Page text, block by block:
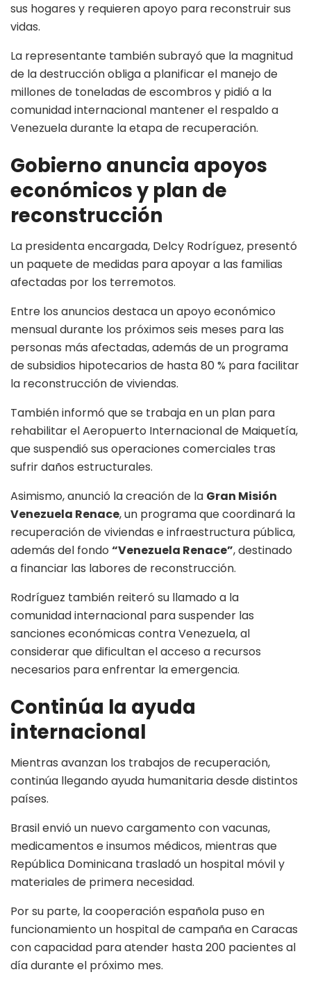
sus hogares y requieren apoyo para reconstruir sus
vidas.
La representante también subrayó que la magnitud
de la destrucción obliga a planificar el manejo de
millones de toneladas de escombros y pidió a la
comunidad internacional mantener el respaldo a
Venezuela durante la etapa de recuperación.
Gobierno anuncia apoyos
económicos y plan de
reconstrucción
La presidenta encargada, Delcy Rodríguez, presentó
un paquete de medidas para apoyar a las familias
afectadas por los terremotos.
Entre los anuncios destaca un apoyo económico
mensual durante los próximos seis meses para las
personas más afectadas, además de un programa
de subsidios hipotecarios de hasta 80 % para facilitar
la reconstrucción de viviendas.
También informó que se trabaja en un plan para
rehabilitar el Aeropuerto Internacional de Maiquetía,
que suspendió sus operaciones comerciales tras
sufrir daños estructurales.
Asimismo, anunció la creación de la Gran Misión
Venezuela Renace, un programa que coordinará la
recuperación de viviendas e infraestructura pública,
además del fondo “Venezuela Renace”, destinado
a financiar las labores de reconstrucción.
Rodríguez también reiteró su llamado a la
comunidad internacional para suspender las
sanciones económicas contra Venezuela, al
considerar que dificultan el acceso a recursos
necesarios para enfrentar la emergencia.
Continúa la ayuda
internacional
Mientras avanzan los trabajos de recuperación,
continúa llegando ayuda humanitaria desde distintos
países.
Brasil envió un nuevo cargamento con vacunas,
medicamentos e insumos médicos, mientras que
República Dominicana trasladó un hospital móvil y
materiales de primera necesidad.
Por su parte, la cooperación española puso en
funcionamiento un hospital de campaña en Caracas
con capacidad para atender hasta 200 pacientes al
día durante el próximo mes.